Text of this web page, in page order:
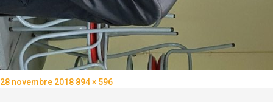
Publié
28 novembre 2018 Taille
894 × 596